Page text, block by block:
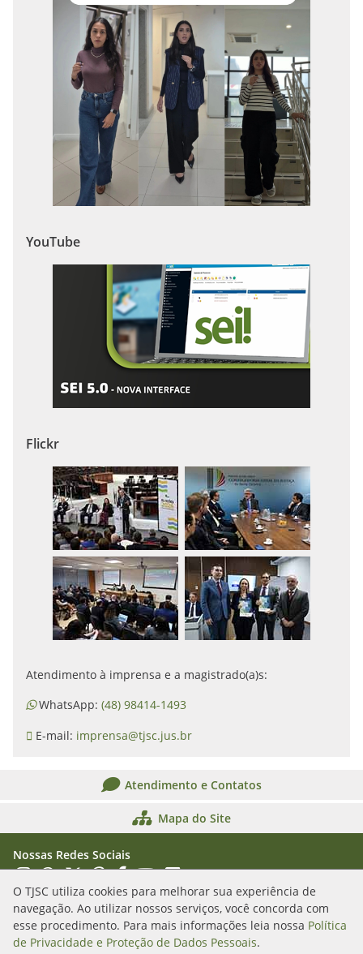
O TJSC utiliza cookies para melhorar sua experiência de
navegação. Ao utilizar nossos serviços, você concorda com
esse procedimento. Para mais informações leia nossa Política
de Privacidade e Proteção de Dados Pessoais.
YouTube
Flickr
Atendimento à imprensa e a magistrado(a)s:
WhatsApp: (48) 98414-1493
E-mail: imprensa@tjsc.jus.br
Atendimento e Contatos
Mapa do Site
Nossas Redes Sociais
Acessar Instagram
Acessar WhatsApp
Acessar XAcessar Threads
Acessar Facebook
Acessar YouTube
Acessar Flickr
Acessar SoundCloud
Rua Álvaro Millen da Silveira, n. 208
Florianópolis/SC - CEP: 88020-901